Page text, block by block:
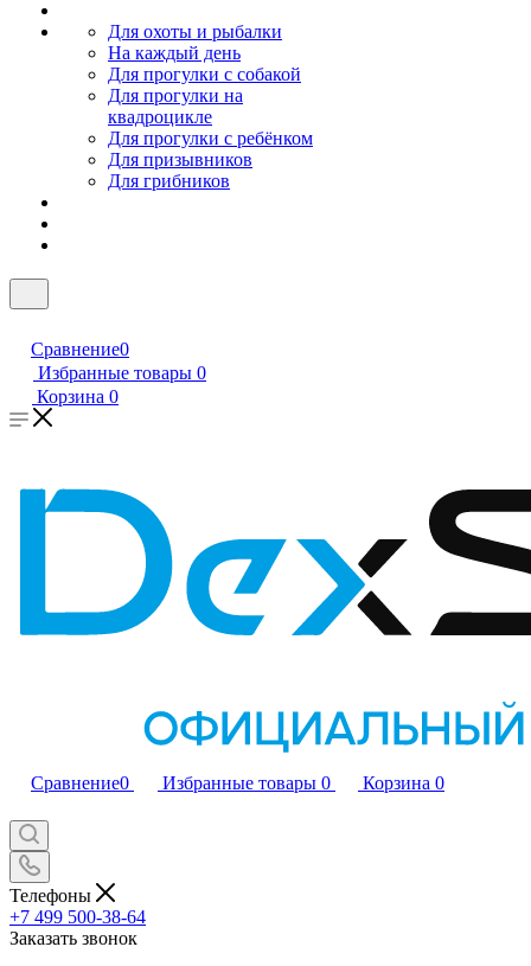
Для охоты и рыбалки
На каждый день
Для прогулки с собакой
Для прогулки на
квадроцикле
Для прогулки с ребёнком
Для призывников
Для грибников
Сравнение0
Избранные товары 0
Корзина 0
Сравнение0 Избранные товары 0 Корзина 0
Телефоны
+7 499 500-38-64
Заказать звонок